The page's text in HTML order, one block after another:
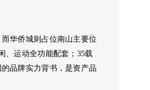
华侨城则占位南山主要位
、运动全功能配套；35载
品牌实力背书，是资产品